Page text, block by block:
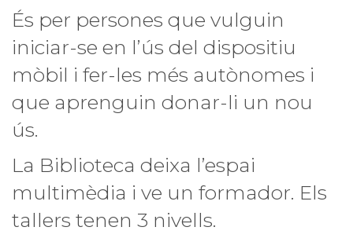
És per persones que vulguin
iniciar-se en l’ús del dispositiu
mòbil i fer-les més autònomes i
que aprenguin donar-li un nou
ús.
La Biblioteca deixa l’espai
multimèdia i ve un formador. Els
tallers tenen 3 nivells.